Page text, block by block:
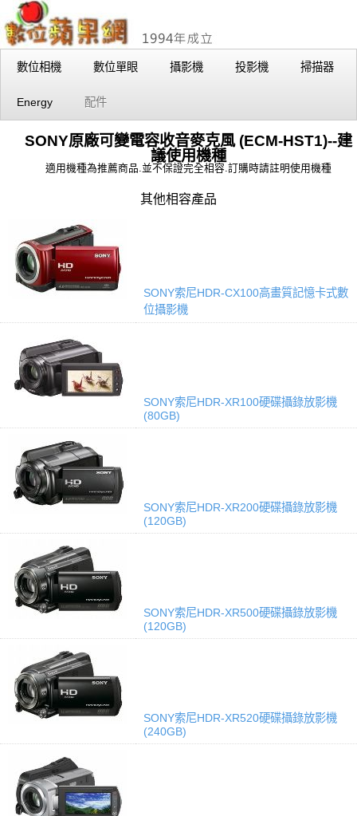
數位相機 數位單眼 攝影機 投影機 掃描器
Energy 配件
SONY原廠可變電容收音麥克風 (ECM-HST1)--建
議使用機種
適用機種為推薦商品.並不保證完全相容.訂購時請註明使用機種
其他相容產品
SONY索尼HDR-CX100高畫質記憶卡式數
位攝影機
SONY索尼HDR-XR100硬碟攝錄放影機
(80GB)
SONY索尼HDR-XR200硬碟攝錄放影機
(120GB)
SONY索尼HDR-XR500硬碟攝錄放影機
(120GB)
SONY索尼HDR-XR520硬碟攝錄放影機
(240GB)